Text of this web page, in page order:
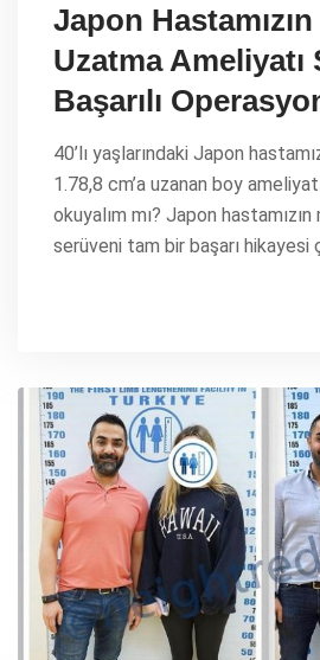
Japon
Uzatma Ameliyatı
Başarılı
40’lı yaşlarındaki Japon
1.78,8 cm’a uzanan boy
okuyalım mı? Japon
serüveni tam bir başarı hikayesi